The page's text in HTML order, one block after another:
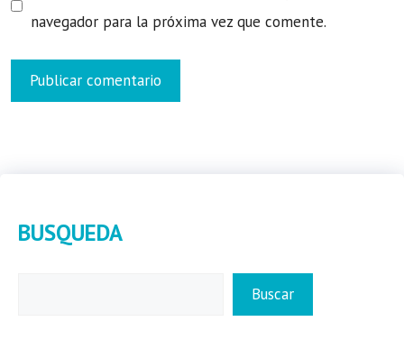
navegador para la próxima vez que comente.
BUSQUEDA
Buscar